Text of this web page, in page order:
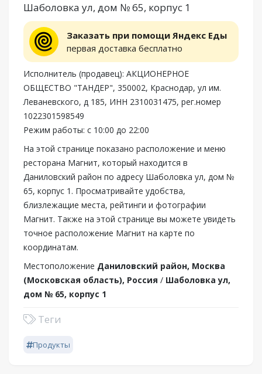
Шаболовка ул, дом № 65, корпус 1
Заказать при помощи Яндекс Еды
первая доставка бесплатно
Исполнитель (продавец): АКЦИОНЕРНОЕ
ОБЩЕСТВО "ТАНДЕР", 350002, Краснодар, ул им.
Леваневского, д 185, ИНН 2310031475, рег.номер
1022301598549
Режим работы: с 10:00 до 22:00
На этой странице показано расположение и меню
ресторана Магнит, который находится в
Даниловский район по адресу Шаболовка ул, дом №
65, корпус 1. Просматривайте удобства,
близлежащие места, рейтинги и фотографии
Магнит. Также на этой странице вы можете увидеть
точное расположение Магнит на карте по
координатам.
Местоположение Даниловский район, Москва
(Московская область), Россия / Шаболовка ул,
дом № 65, корпус 1
Теги
Продукты